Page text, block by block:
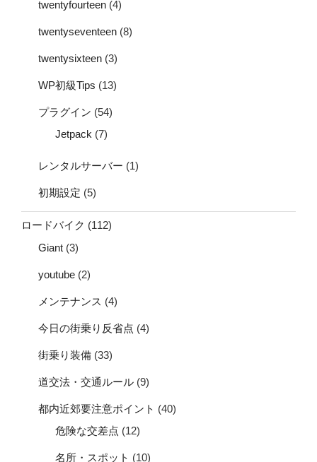
twentyfourteen (4)
twentyseventeen (8)
twentysixteen (3)
WP初級Tips (13)
プラグイン (54)
Jetpack (7)
レンタルサーバー (1)
初期設定 (5)
ロードバイク (112)
Giant (3)
youtube (2)
メンテナンス (4)
今日の街乗り反省点 (4)
街乗り装備 (33)
道交法・交通ルール (9)
都内近郊要注意ポイント (40)
危険な交差点 (12)
名所・スポット (10)